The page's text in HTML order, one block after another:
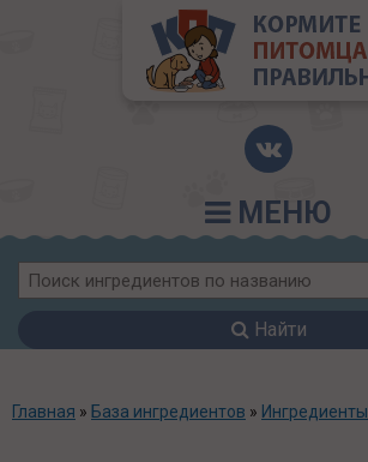
МЕНЮ
Найти
Главная » База ингредиентов » Ингредиенты